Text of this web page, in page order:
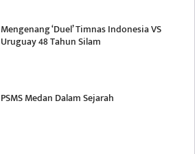
Mengenang ‘Duel’ Timnas Indonesia VS
Uruguay 48 Tahun Silam
PSMS Medan Dalam Sejarah